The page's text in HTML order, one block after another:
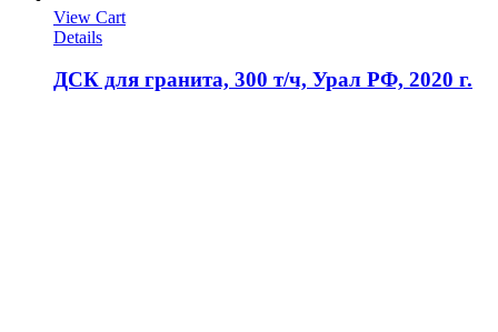
View Cart
Details
ДСК для гранита, 300 т/ч, Урал РФ, 2020 г.